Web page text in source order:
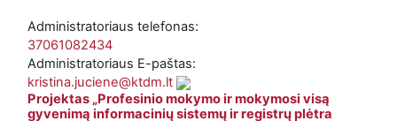
Administratoriaus telefonas:
37061082434
Administratoriaus E-paštas:
kristina.juciene@ktdm.lt
Projektas „Profesinio mokymo ir mokymosi visą
gyvenimą informacinių sistemų ir registrų plėtra